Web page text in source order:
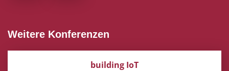
Weitere Konferenzen
building IoT